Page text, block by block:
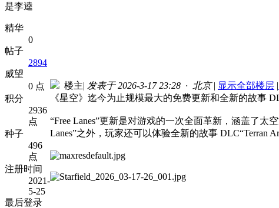
是李逵
精华
0
帖子
2894
威望
0 点
积分
2936
点
种子
496
点
注册时间
2021-
5-25
最后登录
楼主| 发表于 2026-3-17 23:28 · 北京 | 显示全部楼层 |
《星空》迄今为止规模最大的免费更新和全新的故事
“Free Lanes”更新是对游戏的一次全面革新，涵盖了
Lanes”之外，玩家还可以体验全新的故事 DLC“Terran